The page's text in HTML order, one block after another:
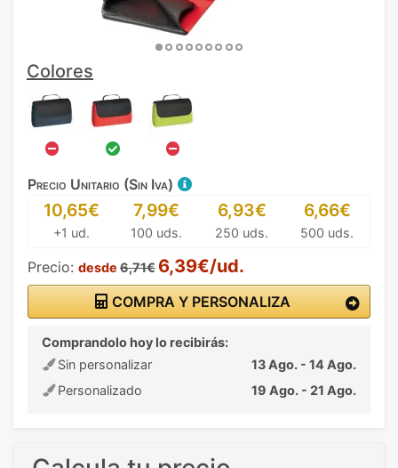
Colores
Precio Unitario (Sin Iva)
10,65€
+1 ud.
7,99€
100 uds.
6,93€
250 uds.
6,66€
500 uds.
Precio: desde 6,71€ 6,39€/ud.
COMPRA Y PERSONALIZA
Comprandolo hoy lo recibirás:
Sin personalizar
13 Ago. - 14 Ago.
Personalizado
19 Ago. - 21 Ago.